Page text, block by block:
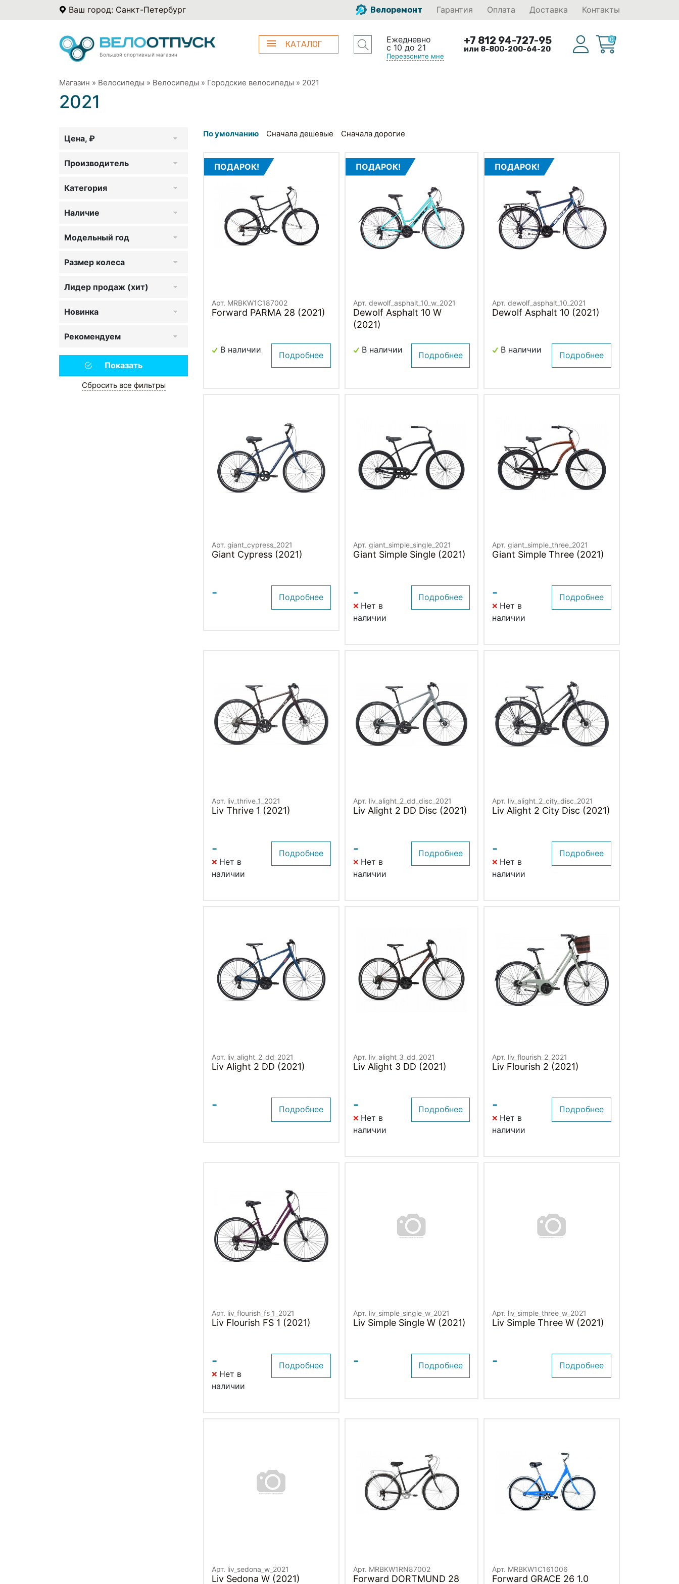
Ваш город: Санкт-Петербург Велоремонт Гарантия Оплата Доставка Контакты
Большой спортивный магазин
КАТАЛОГ
Ежедневно
с 10 до 21
Перезвоните мне
+7 812 94-727-95
или 8-800-200-64-20
0
Магазин » Велосипеды » Велосипеды » Городские велосипеды » 2021
2021
Цена, ₽
Производитель
Категория
Наличие
Модельный год
Размер колеса
Лидер продаж (хит)
Новинка
Рекомендуем
Сбросить все фильтры
По умолчанию Сначала дешевые Сначала дорогие
ПОДАРОК!
Арт. MRBKW1C187002
Forward PARMA 28 (2021)
В наличии
Подробнее
ПОДАРОК!
Арт. dewolf_asphalt_10_w_2021
Dewolf Asphalt 10 W
(2021)
В наличии
Подробнее
ПОДАРОК!
Арт. dewolf_asphalt_10_2021
Dewolf Asphalt 10 (2021)
В наличии
Подробнее
Арт. giant_cypress_2021
Giant Cypress (2021)
- Подробнее
Арт. giant_simple_single_2021
Giant Simple Single (2021)
-
Нет в
наличии
Подробнее
Арт. giant_simple_three_2021
Giant Simple Three (2021)
-
Нет в
наличии
Подробнее
Арт. liv_thrive_1_2021
Liv Thrive 1 (2021)
-
Нет в
наличии
Подробнее
Арт. liv_alight_2_dd_disc_2021
Liv Alight 2 DD Disc (2021)
-
Нет в
наличии
Подробнее
Арт. liv_alight_2_city_disc_2021
Liv Alight 2 City Disc (2021)
-
Нет в
наличии
Подробнее
Арт. liv_alight_2_dd_2021
Liv Alight 2 DD (2021)
- Подробнее
Арт. liv_alight_3_dd_2021
Liv Alight 3 DD (2021)
-
Нет в
наличии
Подробнее
Арт. liv_flourish_2_2021
Liv Flourish 2 (2021)
-
Нет в
наличии
Подробнее
Арт. liv_flourish_fs_1_2021
Liv Flourish FS 1 (2021)
-
Нет в
наличии
Подробнее
Арт. liv_simple_single_w_2021
Liv Simple Single W (2021)
- Подробнее
Арт. liv_simple_three_w_2021
Liv Simple Three W (2021)
- Подробнее
Арт. liv_sedona_w_2021
Liv Sedona W (2021)
Арт. MRBKW1RN87002
Forward DORTMUND 28
Арт. MRBKW1C161006
Forward GRACE 26 1.0